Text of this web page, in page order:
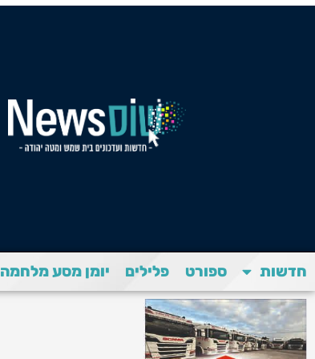
חדשות ספורט פלילים יומן מסע מלחמה